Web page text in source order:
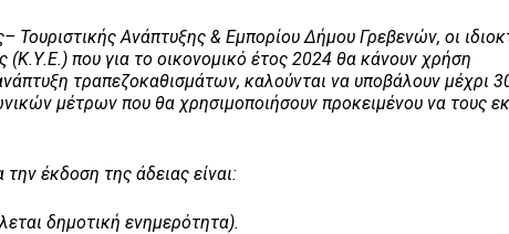
Ανάπτυξης & Εμπορίου Δήμου Γρεβενών, οι
που για το οικονομικό έτος 2024 θα κάνουν χρήση
τραπεζοκαθισμάτων, καλούνται να υποβάλουν μέχρι
μέτρων που θα χρησιμοποιήσουν προκειμένου να τους
την έκδοση της άδειας είναι:
δημοτική ενημερότητα).